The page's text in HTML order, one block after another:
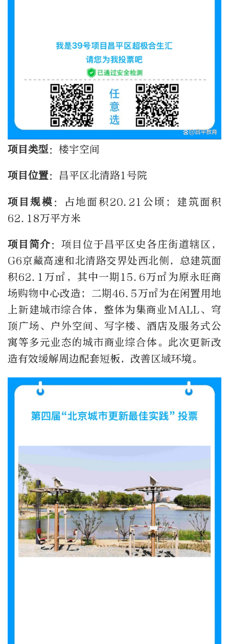
项目类型：楼宇空间
项目位置：昌平区北清路1号院
项目规模 ：占地面积20.21公顷；建筑面积
62.18万平方米
项目简介：项目位于昌平区史各庄街道辖区，
G6京藏高速和北清路交界处西北侧，总建筑面
积62.1万㎡，其中一期15.6万㎡为原永旺商
场购物中心改造；二期46.5万㎡为在闲置用地
上新建城市综合体，整体为集商业MALL、穹
顶广场、户外空间、写字楼、酒店及服务式公
寓等多元业态的城市商业综合体。此次更新改
造有效缓解周边配套短板，改善区域环境。